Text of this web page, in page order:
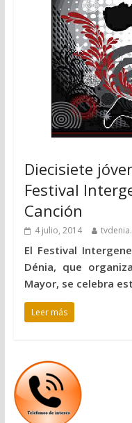
Diecisiete
Festival
Canción
4 julio, 2014
El Festival
Dénia, que
Mayor, se celebra
Leer más